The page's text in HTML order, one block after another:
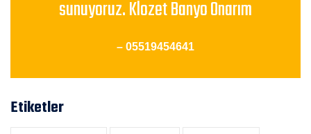
sunuyoruz. Klozet Banyo Onarım
– 05519454641
Etiketler